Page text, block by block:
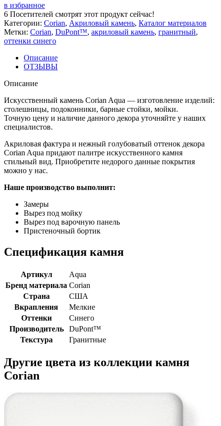
в избранное
6 Посетителей смотрят этот продукт сейчас!
Категории: Corian, Акриловый камень, Каталог материалов
Метки: Corian, DuPont™, акриловый камень, гранитный,
оттенки синего
Описание
ОТЗЫВЫ
Описание
Искусственный камень Corian Aqua — изготовление изделий:
столешницы, подоконники, барные стойки, мойки.
Точную цену и наличие данного декора уточняйте у наших
специалистов.
Акриловая фактура и нежный голубоватый оттенок декора
Corian Aqua придают палитре искусственного камня
стильный вид. Приобретите недорого данные покрытия
можно у нас.
Наше производство выполнит:
Замеры
Вырез под мойку
Вырез под варочную панель
Пристеночный бортик
Спецификация камня
Артикул
Aqua
Бренд материала Corian
Страна
США
Вкрапления
Мелкие
Оттенки
Синего
Производитель
DuPont™
Текстура
Гранитные
Другие цвета из коллекции камня
Corian